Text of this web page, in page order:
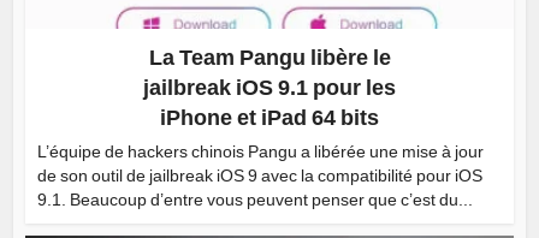
La Team Pangu libère le
jailbreak iOS 9.1 pour les
iPhone et iPad 64 bits
L’équipe de hackers chinois Pangu a libérée une mise à jour
de son outil de jailbreak iOS 9 avec la compatibilité pour iOS
9.1. Beaucoup d’entre vous peuvent penser que c’est du...